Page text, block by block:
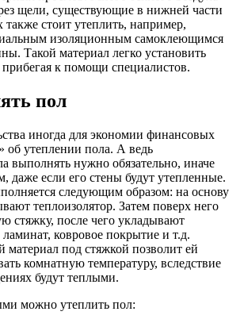
щели, существующие в нижней части
стоит утеплить, например,
изоляционным самоклеющимся
Такой материал легко установить
прибегая к помощи специалистов.
пол
иногда для экономии финансовых
об утеплении пола. А ведь
выполнять нужно обязательно, иначе
даже если его стены будут утепленные.
следующим образом: на основу
теплоизолятор. Затем поверх него
стяжку, после чего укладывают
ковровое покрытие и т.д.
под стяжкой позволит ей
комнатную температуру, вследствие
будут теплыми.
можно утеплить пол: